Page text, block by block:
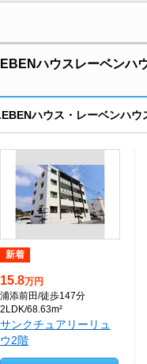
ハウスレーベン
ハウス・レーベンハウ
新着
15.8万円
浦添前田/徒歩147分
2LDK/68.63m²
サンクチュアリーリュ
ウ2階